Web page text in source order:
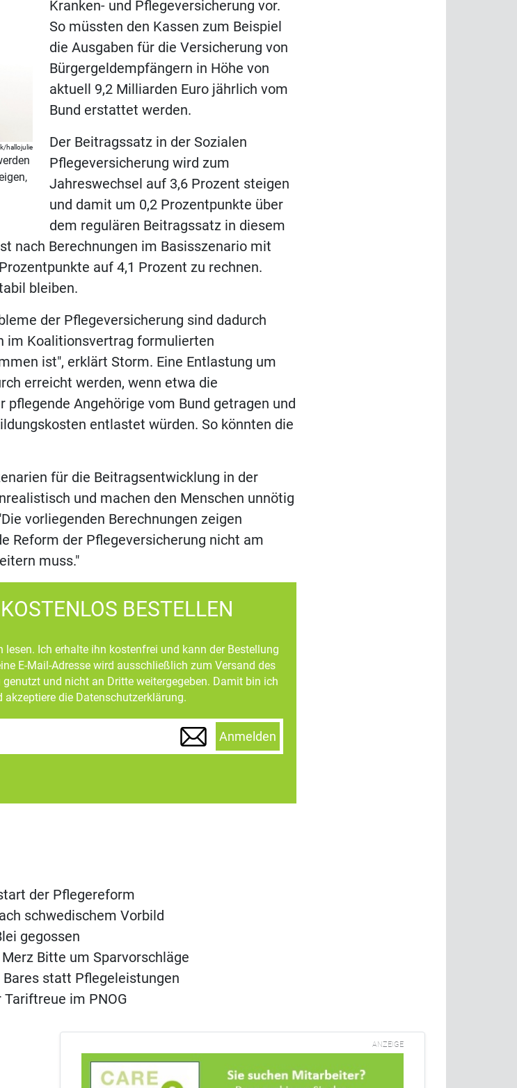
hallojulie
Kranken- und Pflegeversicherung vor.
So müssten den Kassen zum Beispiel
die Ausgaben für die Versicherung von
Bürgergeldempfängern in Höhe von
aktuell 9,2 Milliarden Euro jährlich vom
Bund erstattet werden.
Der Beitragssatz in der Sozialen
Pflegeversicherung wird zum
Jahreswechsel auf 3,6 Prozent steigen
und damit um 0,2 Prozentpunkte über
dem regulären Beitragssatz in diesem
nach Berechnungen im Basisszenario mit
auf 4,1 Prozent zu rechnen.
bleiben.
der Pflegeversicherung sind dadurch
im Koalitionsvertrag formulierten
ist", erklärt Storm. Eine Entlastung um
erreicht werden, wenn etwa die
Angehörige vom Bund getragen und
entlastet würden. So könnten die
für die Beitragsentwicklung in der
und machen den Menschen unnötig
vorliegenden Berechnungen zeigen
Reform der Pflegeversicherung nicht am
muss."
BESTELLEN
Ich erhalte ihn kostenfrei und kann der Bestellung
E-Mail-Adresse wird ausschließlich zum Versand des
und nicht an Dritte weitergegeben. Damit bin ich
akzeptiere die Datenschutzerklärung.
Anmelden
der Pflegereform
schwedischem Vorbild
gegossen
Bitte um Sparvorschläge
statt Pflegeleistungen
im PNOG
ANZEIGE